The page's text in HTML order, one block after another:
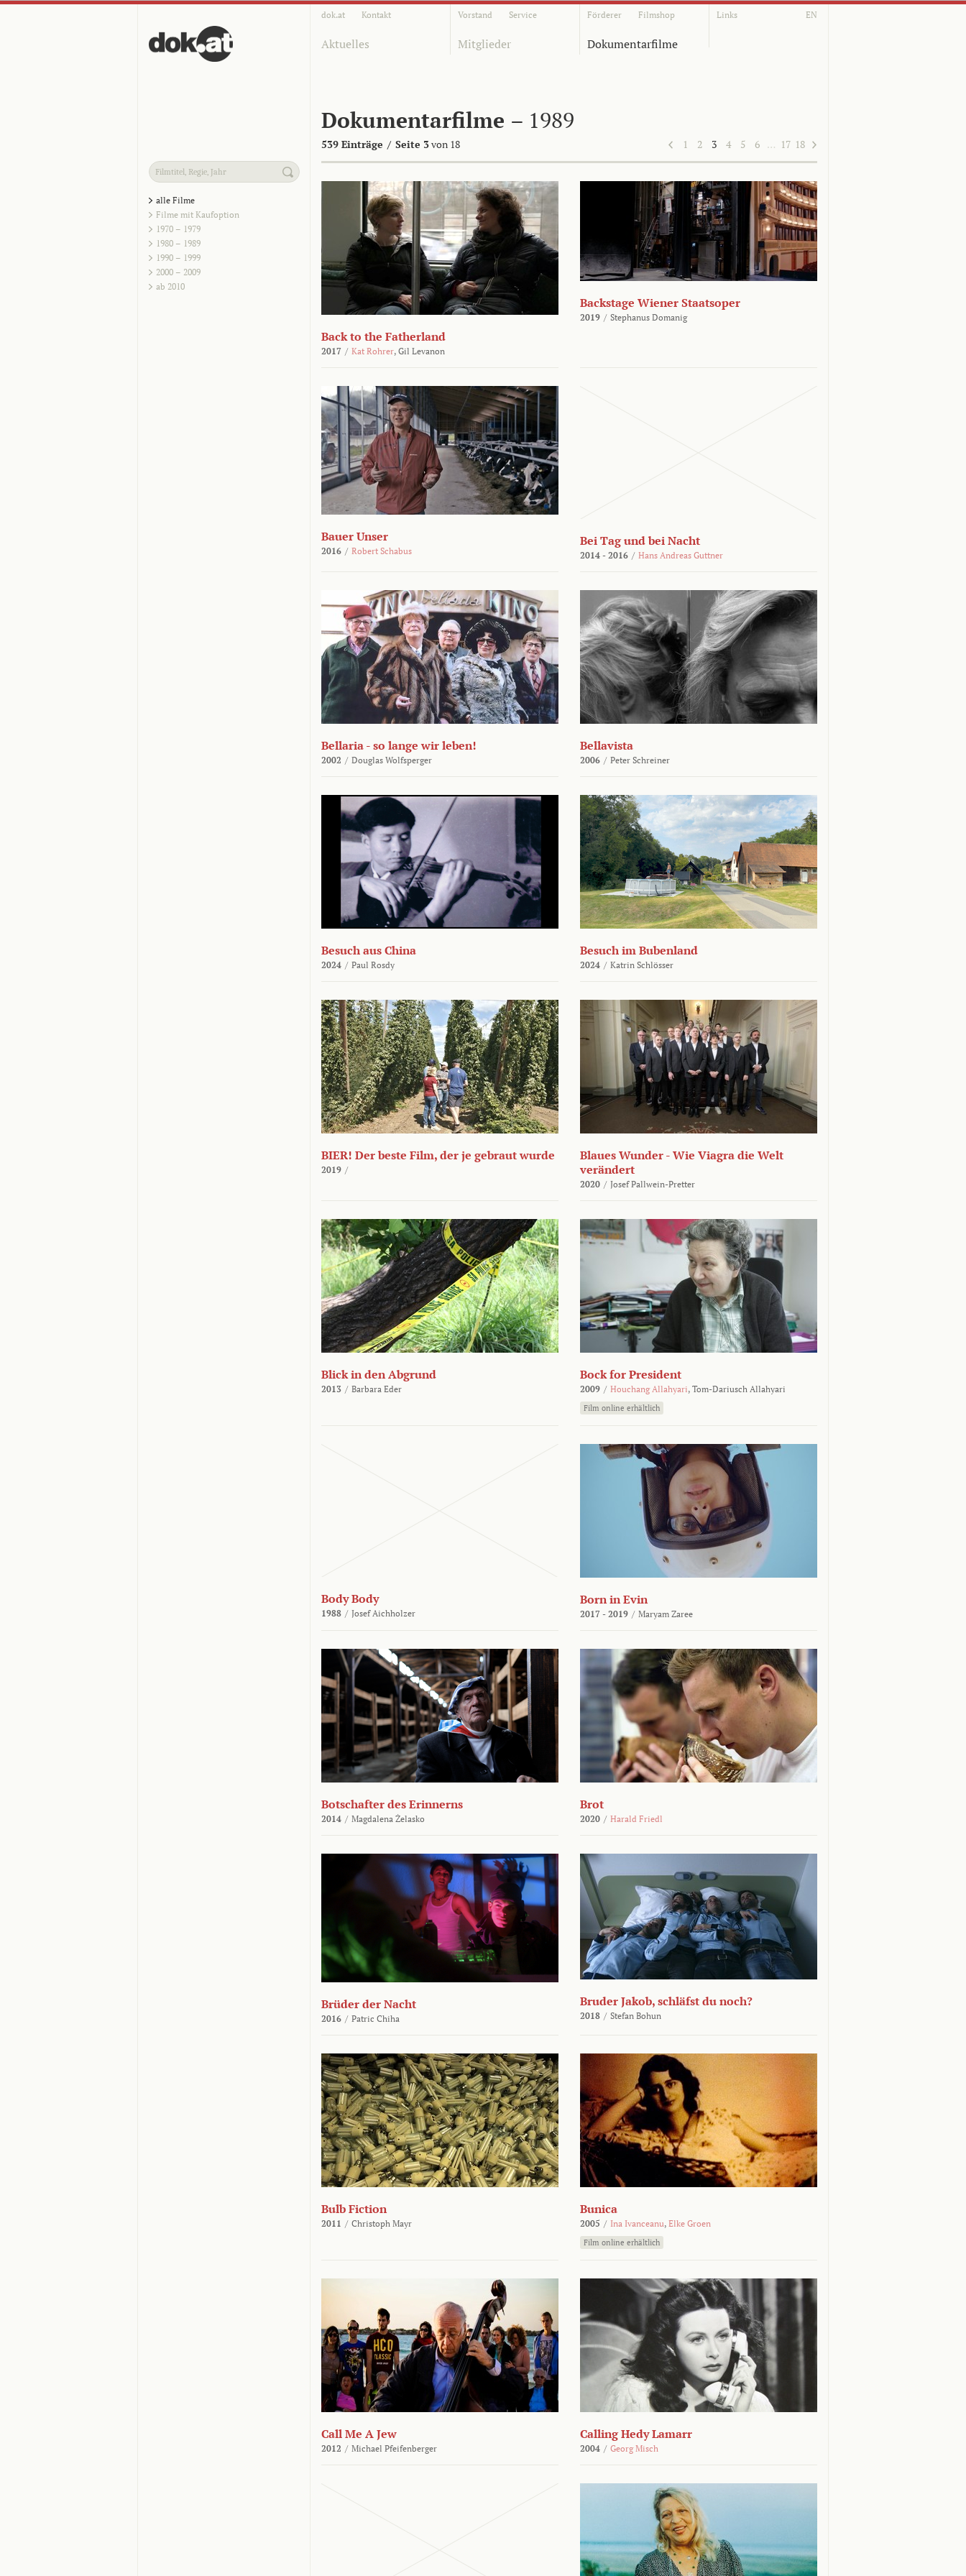
dok.at Kontakt Vorstand Service Förderer Filmshop Links EN
Aktuelles Mitglieder Dokumentarfilme
Dokumentarfilme – 1989
539 Einträge / Seite 3von 18 1 2 3 4 5 6 … 17 18
alle Filme
Filme mit Kaufoption
1970 – 1979
1980 – 1989
1990 – 1999
2000 – 2009
ab 2010
Back to the Fatherland
2017 / Kat Rohrer, Gil Levanon
Backstage Wiener Staatsoper
2019 / Stephanus Domanig
Bauer Unser
2016 / Robert Schabus
Bei Tag und bei Nacht
2014 - 2016 / Hans Andreas Guttner
Bellaria - so lange wir leben!
2002 / Douglas Wolfsperger
Bellavista
2006 / Peter Schreiner
Besuch aus China
2024 / Paul Rosdy
Besuch im Bubenland
2024 / Katrin Schlösser
BIER! Der beste Film, der je gebraut wurde
2019 /
Blaues Wunder - Wie Viagra die Welt
verändert
2020 / Josef Pallwein-Pretter
Blick in den Abgrund
2013 / Barbara Eder
Bock for President
2009 / Houchang Allahyari, Tom-Dariusch Allahyari
Film online erhältlich
Body Body
1988 / Josef Aichholzer
Born in Evin
2017 - 2019 / Maryam Zaree
Botschafter des Erinnerns
2014 / Magdalena Żelasko
Brot
2020 / Harald Friedl
Brüder der Nacht
2016 / Patric Chiha
Bruder Jakob, schläfst du noch?
2018 / Stefan Bohun
Bulb Fiction
2011 / Christoph Mayr
Bunica
2005 / Ina Ivanceanu, Elke Groen
Film online erhältlich
Call Me A Jew
2012 / Michael Pfeifenberger
Calling Hedy Lamarr
2004 / Georg Misch